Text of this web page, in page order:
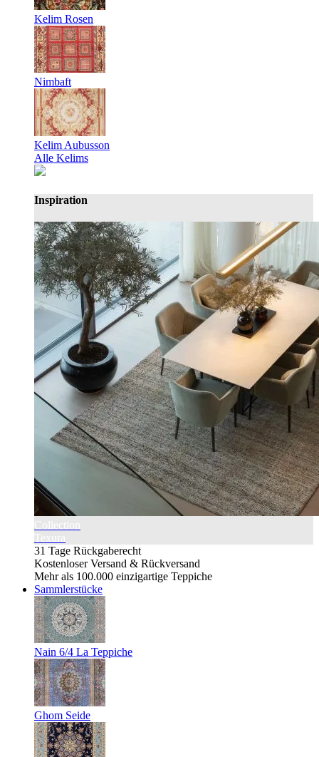
Kelim Rosen
Nimbaft
Kelim Aubusson
Alle Kelims
Inspiration
31 Tage Rückgaberecht
Kostenloser Versand & Rückversand
Mehr als 100.000 einzigartige Teppiche
Sammlerstücke
Nain 6/4 La Teppiche
Ghom Seide